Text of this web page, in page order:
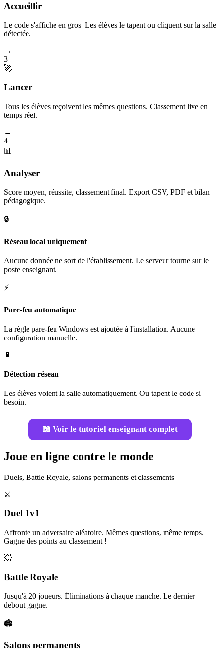
Accueillir
Le code s'affiche en gros. Les élèves le tapent ou cliquent sur la salle
détectée.
→
3
🚀
Lancer
Tous les élèves reçoivent les mêmes questions. Classement live en
temps réel.
→
4
📊
Analyser
Score moyen, réussite, classement final. Export CSV, PDF et bilan
pédagogique.
🔒
Réseau local uniquement
Aucune donnée ne sort de l'établissement. Le serveur tourne sur le
poste enseignant.
⚡
Pare-feu automatique
La règle pare-feu Windows est ajoutée à l'installation. Aucune
configuration manuelle.
📱
Détection réseau
Les élèves voient la salle automatiquement. Ou tapent le code si
besoin.
📖 Voir le tutoriel enseignant complet
Joue en ligne contre le monde
Duels, Battle Royale, salons permanents et classements
⚔️
Duel 1v1
Affronte un adversaire aléatoire. Mêmes questions, même temps.
Gagne des points au classement !
💥
Battle Royale
Jusqu'à 20 joueurs. Éliminations à chaque manche. Le dernier
debout gagne.
🏟️
Salons permanents